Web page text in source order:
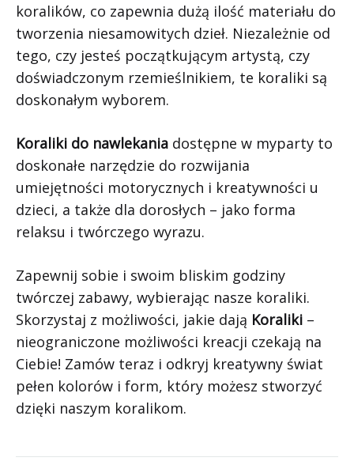
koralików, co zapewnia dużą ilość materiału do
tworzenia niesamowitych dzieł. Niezależnie od
tego, czy jesteś początkującym artystą, czy
doświadczonym rzemieślnikiem, te koraliki są
doskonałym wyborem.
Koraliki do nawlekania dostępne w myparty to
doskonałe narzędzie do rozwijania
umiejętności motorycznych i kreatywności u
dzieci, a także dla dorosłych – jako forma
relaksu i twórczego wyrazu.
Zapewnij sobie i swoim bliskim godziny
twórczej zabawy, wybierając nasze koraliki.
Skorzystaj z możliwości, jakie dają Koraliki –
nieograniczone możliwości kreacji czekają na
Ciebie! Zamów teraz i odkryj kreatywny świat
pełen kolorów i form, który możesz stworzyć
dzięki naszym koralikom.